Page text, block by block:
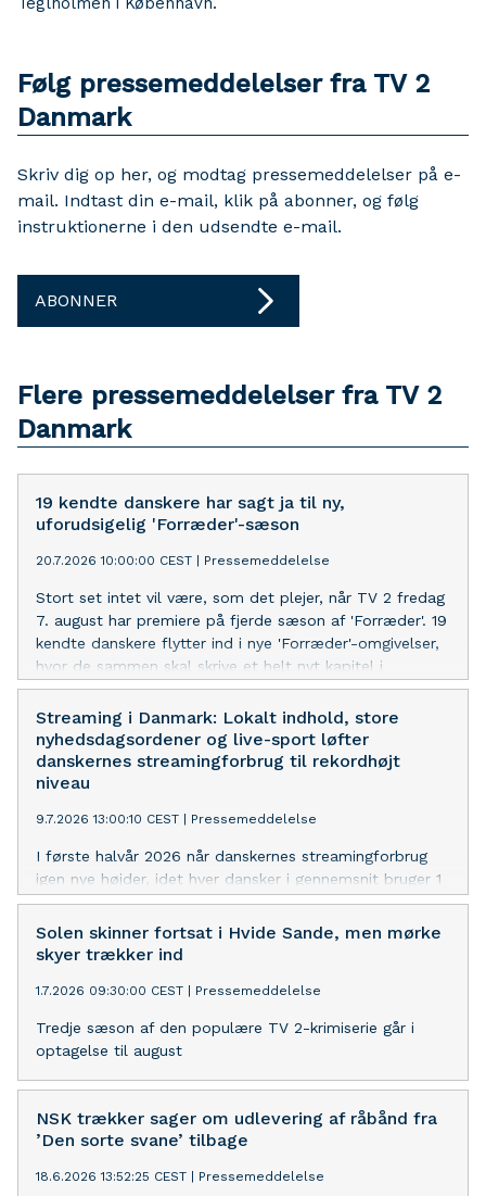
Følg pressemeddelelser fra TV 2
Danmark
Skriv dig op her, og modtag pressemeddelelser på e-
mail. Indtast din e-mail, klik på abonner, og følg
instruktionerne i den udsendte e-mail.
ABONNER
Flere pressemeddelelser fra TV 2
Danmark
19 kendte danskere har sagt ja til ny,
uforudsigelig 'Forræder'-sæson
20.7.2026 10:00:00 CEST Pressemeddelelse
Stort set intet vil være, som det plejer, når TV 2 fredag
7. august har premiere på fjerde sæson af 'Forræder'. 19
kendte danskere flytter ind i nye 'Forræder'-omgivelser,
hvor de sammen skal skrive et helt nyt kapitel i
mysterieføljetonen.
Streaming i Danmark: Lokalt indhold, store
nyhedsdagsordener og live-sport løfter
danskernes streamingforbrug til rekordhøjt
niveau
9.7.2026 13:00:10 CEST Pressemeddelelse
I første halvår 2026 når danskernes streamingforbrug
igen nye højder, idet hver dansker i gennemsnit bruger 1
time og 24 minutter dagligt på at streame. Det er 4
minutter mere end i samme periode de to foregående
år.
Solen skinner fortsat i Hvide Sande, men mørke
skyer trækker ind
1.7.2026 09:30:00 CEST Pressemeddelelse
Tredje sæson af den populære TV 2-krimiserie går i
optagelse til august
NSK trækker sager om udlevering af råbånd fra
’Den sorte svane’ tilbage
18.6.2026 13:52:25 CEST Pressemeddelelse